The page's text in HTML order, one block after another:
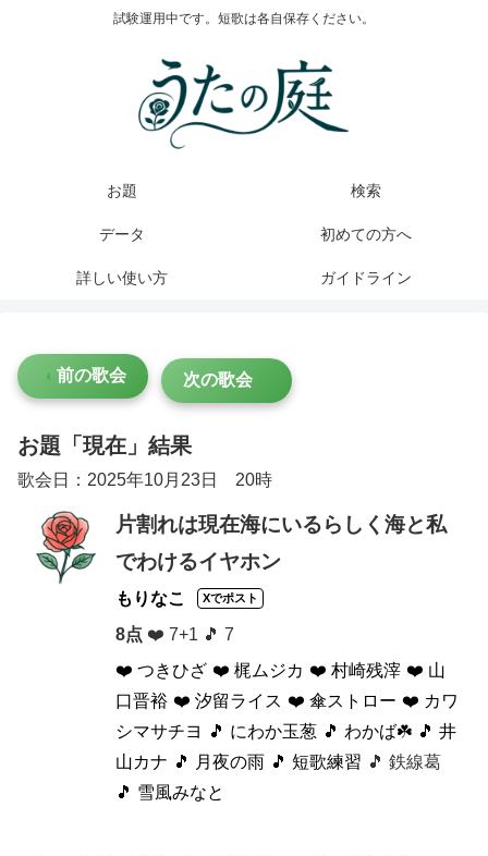
試験運用中です。短歌は各自保存ください。
お題 検索
データ 初めての方へ
詳しい使い方 ガイドライン
前の歌会 次の歌会
お題「現在」結果
歌会日：2025年10月23日 20時
片割れは現在海にいるらしく海と私
でわけるイヤホン
もりなこ Xでポスト
8点 ❤️ 7+1 🎵 7
❤️ つきひざ ❤️ 梶ムジカ ❤️ 村崎残滓 ❤️ 山
口晋裕 ❤️ 汐留ライス ❤️ 傘ストロー ❤️ カワ
シマサチヨ
🎵 にわか玉葱 🎵 わかば☘️ 🎵 井
山カナ 🎵 月夜の雨 🎵 短歌練習 🎵 鉄線葛
🎵 雪風みなと